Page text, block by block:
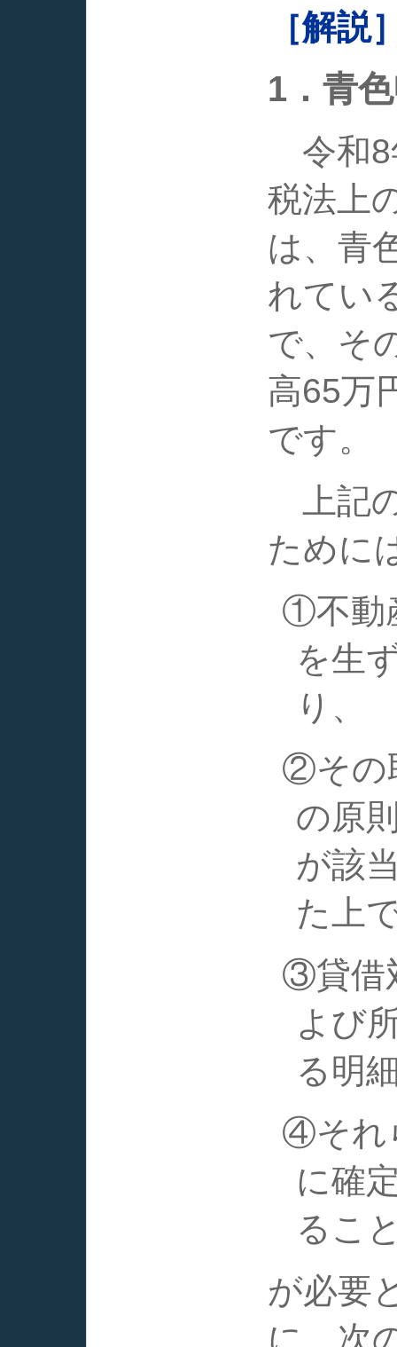
［解説
1．青
令和8
税法上
は、青
れてい
で、そ
高65万
です。
上記
ために
①不動
を生
り、
②その
の原
が該
た上
③貸借
よび
る明
④それ
に確
るこ
が必要
に、次